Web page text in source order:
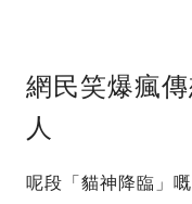
網民笑爆瘋
人
呢段「貓神降臨」